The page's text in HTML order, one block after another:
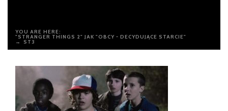
YOU ARE HERE:
"STRANGER THINGS 2" JAK "OBCY - DECYDUJĄCE STARCIE"
→ ST3